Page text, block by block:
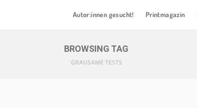
Autor:innen gesucht! Printmagazin
BROWSING TAG
GRAUSAME TESTS